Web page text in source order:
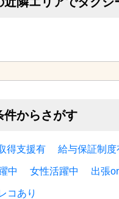
隣エリアでタクシ
からさがす